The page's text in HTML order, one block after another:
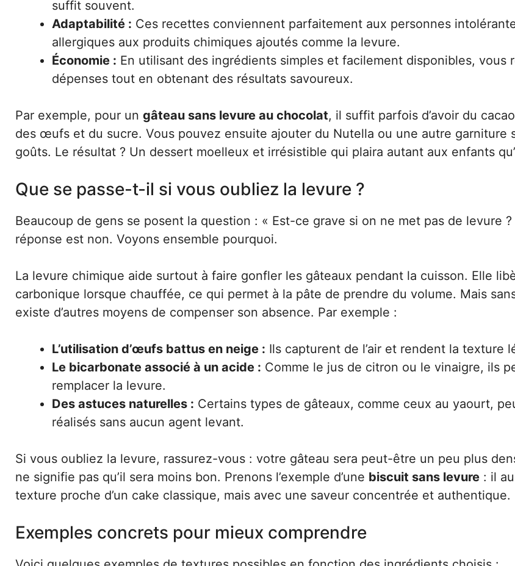
suffit souvent.
Adaptabilité : Ces recettes conviennent parfaitement aux personnes
allergiques aux produits chimiques ajoutés comme la levure.
Économie : En utilisant des ingrédients simples et facilement disponibles, vous
dépenses tout en obtenant des résultats savoureux.
Par exemple, pour un gâteau sans levure au chocolat, il suffit parfois d’avoir du
des œufs et du sucre. Vous pouvez ensuite ajouter du Nutella ou une autre garniture
goûts. Le résultat ? Un dessert moelleux et irrésistible qui plaira autant aux enfants
Que se passe-t-il si vous oubliez la levure ?
Beaucoup de gens se posent la question : « Est-ce grave si on ne met pas de levure ?
réponse est non. Voyons ensemble pourquoi.
La levure chimique aide surtout à faire gonfler les gâteaux pendant la cuisson. Elle
carbonique lorsque chauffée, ce qui permet à la pâte de prendre du volume. Mais
existe d’autres moyens de compenser son absence. Par exemple :
L’utilisation d’œufs battus en neige : Ils capturent de l’air et rendent la texture
Le bicarbonate associé à un acide : Comme le jus de citron ou le vinaigre, ils
remplacer la levure.
Des astuces naturelles : Certains types de gâteaux, comme ceux au yaourt,
réalisés sans aucun agent levant.
Si vous oubliez la levure, rassurez-vous : votre gâteau sera peut-être un peu plus
ne signifie pas qu’il sera moins bon. Prenons l’exemple d’une biscuit sans levure : il
texture proche d’un cake classique, mais avec une saveur concentrée et authentique.
Exemples concrets pour mieux comprendre